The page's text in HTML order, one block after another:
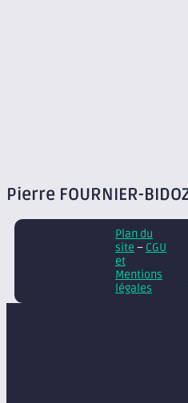
Pierre FOURNIER-
Plan du
site – CGU
et
Mentions
légales